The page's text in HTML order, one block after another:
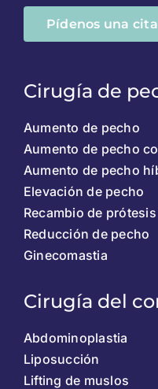
Pídenos una cita
Cirugía de
Aumento de pecho
Aumento de pecho
Aumento de pecho
Elevación de pecho
Recambio de
Reducción de pecho
Ginecomastia
Cirugía del
Abdominoplastia
Liposucción
Lifting de muslos